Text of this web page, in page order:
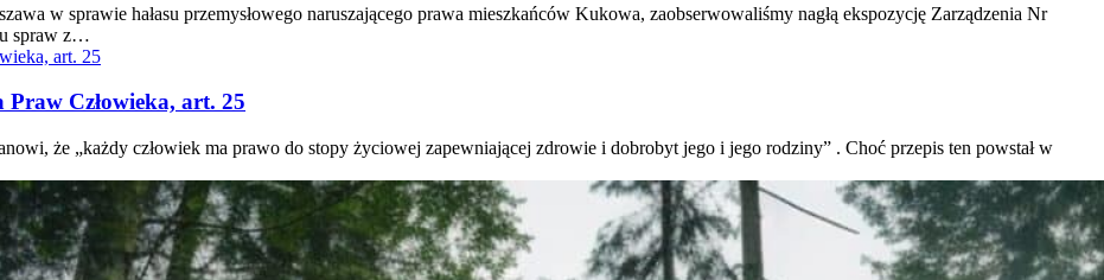
w sprawie hałasu przemysłowego naruszającego prawa mieszkańców Kukowa, zaobserwowaliśmy nagłą ekspozycję Zarządzenia Nr
spraw z…
Praw Człowieka, art. 25
że „każdy człowiek ma prawo do stopy życiowej zapewniającej zdrowie i dobrobyt jego i jego rodziny” . Choć przepis ten powstał w